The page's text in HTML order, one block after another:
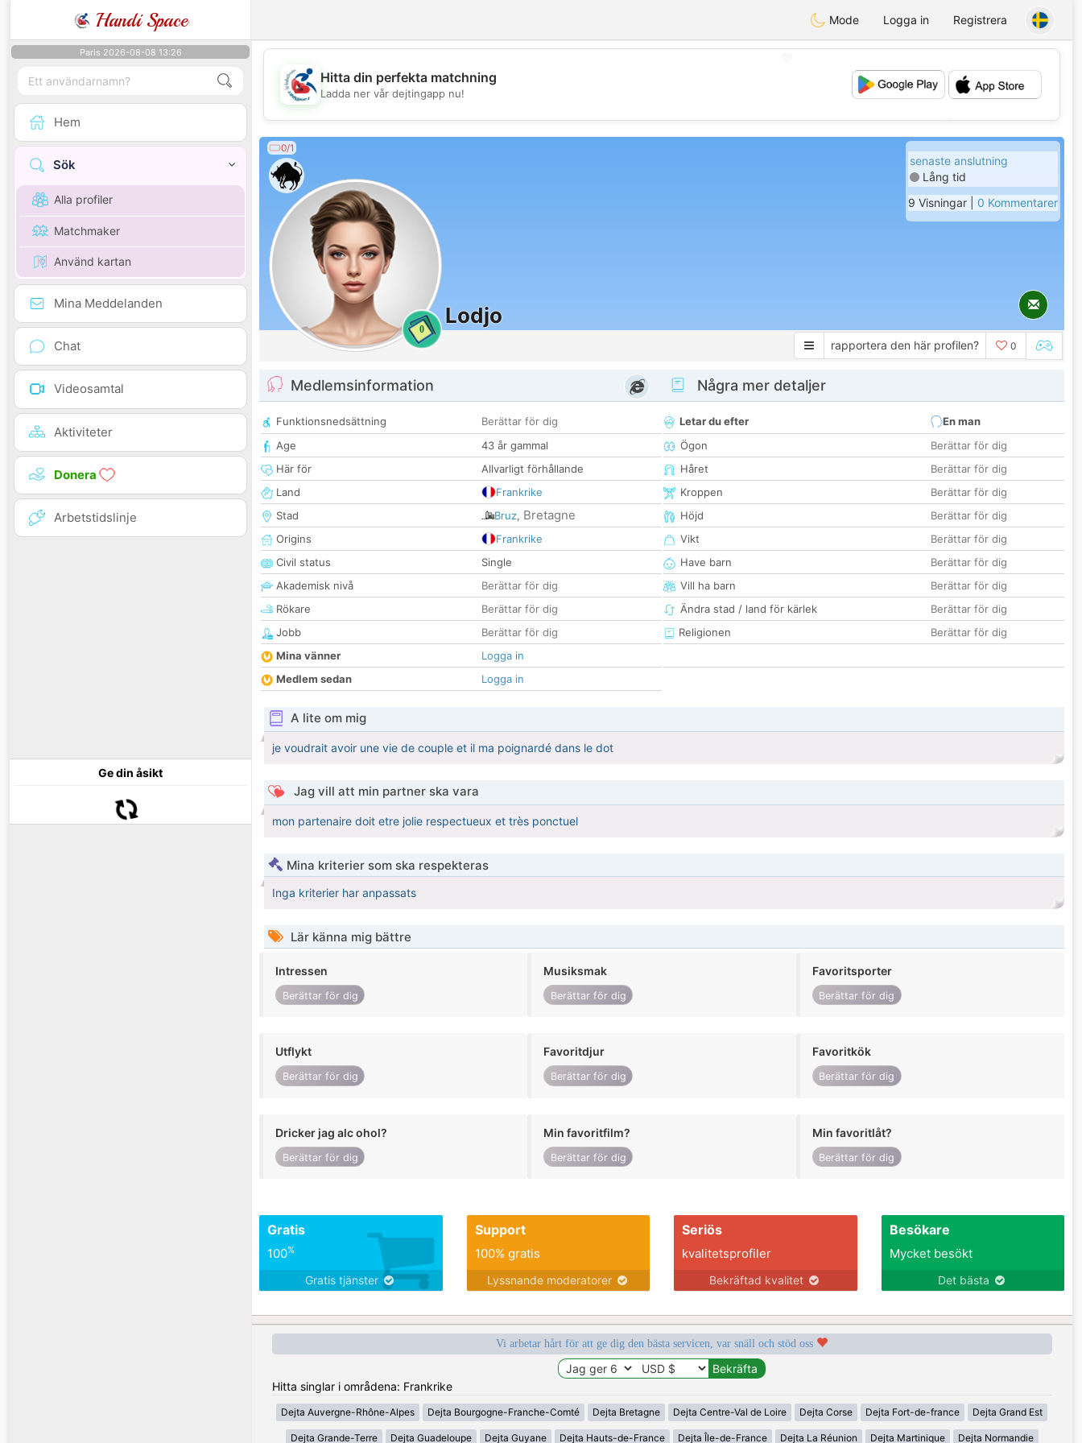
Handi Space Mode Logga in Registrera
Paris 2026-08-08 13:26
Hem
Sök
Alla profiler
Matchmaker
Använd kartan
Mina Meddelanden
Chat
Videosamtal
Aktiviteter
Donera
Arbetstidslinje
Ge din åsikt
💖
💕
Hitta din perfekta matchning
Ladda ner vår dejtingapp nu!
0/1
0
Lodjo
senaste anslutning
Lång tid
9 Visningar | 0 Kommentarer
rapportera den här profilen? 0
Medlemsinformation
Funktionsnedsättning
Berättar för dig
Age
43 år gammal
Här för
Allvarligt förhållande
Land
Frankrike
Stad
Bruz, Bretagne
Origins
Frankrike
Civil status
Single
Akademisk nivå
Berättar för dig
Rökare
Berättar för dig
Jobb
Berättar för dig
Mina vänner
Logga in
Medlem sedan
Logga in
Några mer detaljer
Letar du efter
En man
Ögon
Berättar för dig
Håret
Berättar för dig
Kroppen
Berättar för dig
Höjd
Berättar för dig
Vikt
Berättar för dig
Have barn
Berättar för dig
Vill ha barn
Berättar för dig
Ändra stad / land för kärlek
Berättar för dig
Religionen
Berättar för dig
A lite om mig
je voudrait avoir une vie de couple et il ma poignardé dans le dot
Jag vill att min partner ska vara
mon partenaire doit etre jolie respectueux et très ponctuel
Mina kriterier som ska respekteras
Inga kriterier har anpassats
Lär känna mig bättre
Intressen
Berättar för dig
Musiksmak
Berättar för dig
Favoritsporter
Berättar för dig
Utflykt
Berättar för dig
Favoritdjur
Berättar för dig
Favoritkök
Berättar för dig
Dricker jag alc ohol?
Berättar för dig
Min favoritfilm?
Berättar för dig
Min favoritlåt?
Berättar för dig
Gratis
100%
Gratis tjänster
Support
100% gratis
Lyssnande moderatorer
Seriös
kvalitetsprofiler
Bekräftad kvalitet
Besökare
Mycket besökt
Det bästa
Vi arbetar hårt för att ge dig den bästa servicen, var snäll och stöd oss
Hitta singlar i områdena: Frankrike
Dejta Auvergne-Rhône-Alpes Dejta Bourgogne-Franche-Comté Dejta Bretagne Dejta Centre-Val de Loire Dejta Corse Dejta Fort-de-france Dejta Grand Est
Dejta Grande-Terre Dejta Guadeloupe Dejta Guyane Dejta Hauts-de-France Dejta Île-de-France Dejta La Réunion Dejta Martinique Dejta Normandie